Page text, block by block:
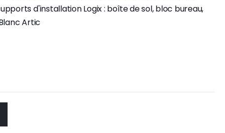
d'installation Logix : boîte de sol, bloc bureau,
Artic